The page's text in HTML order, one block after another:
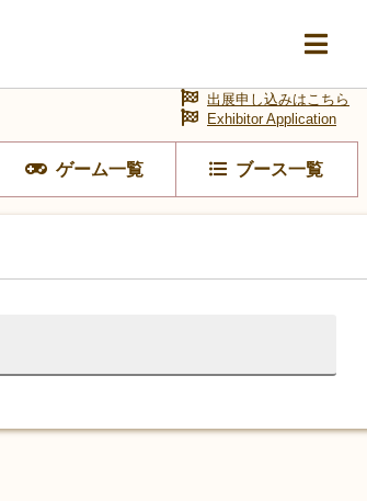
ゲーム一覧 ブース一覧
出展申し込みはこちら
Exhibitor Application